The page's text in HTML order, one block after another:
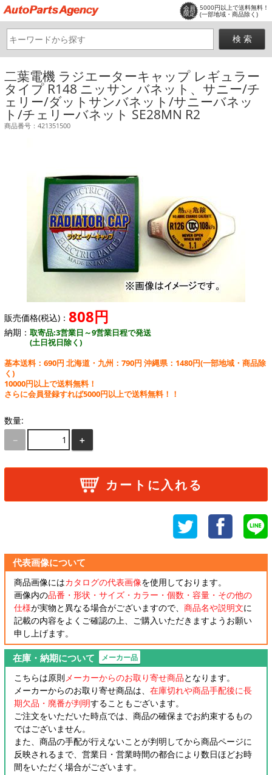
会員
限定
5000円以上で送料無料！
(一部地域・商品除く)
二葉電機 ラジエーターキャップ レギュラー
タイプ R148 ニッサン バネット、サニー/チ
ェリー/ダットサンバネット/サニーバネッ
ト/チェリーバネット SE28MN R2
商品番号：421351500
販売価格(税込)： 808円
納期： 取寄品:3営業日～9営業日程で発送
(土日祝日除く)
基本送料：690円 北海道・九州：790円 沖縄県：1480円(一部地域・商品除
く)
10000円以上で送料無料！
さらに会員登録すれば5000円以上で送料無料！！
数量:
－
＋
カートに入れる
代表画像について
商品画像にはカタログの代表画像を使用しております。
画像内の品番・形状・サイズ・カラー・個数・容量・その他の
仕様が実物と異なる場合がございますので、 商品名や説明文に
記載の内容をよくご確認の上、ご購入いただきますようお願い
申し上げます。
在庫・納期について メーカー品
こちらは原則メーカーからのお取り寄せ商品となります。
メーカーからのお取り寄せ商品は、 在庫切れや商品手配後に長
期欠品・廃番が判明することもございます。
ご注文をいただいた時点では、商品の確保までお約束するもの
ではございません。
また、商品の手配が行えないことが判明してから商品ページに
反映されるまで、営業日・営業時間の都合により数日ほどお時
間をいただく場合がございます。